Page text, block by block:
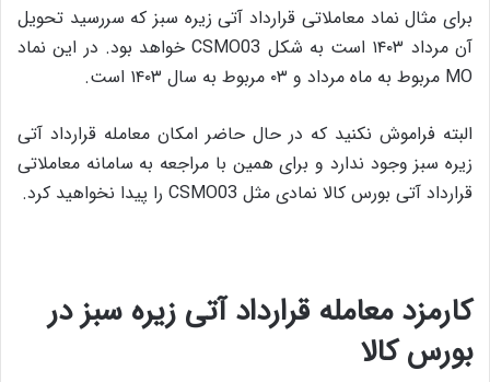
برای مثال نماد معاملاتی قرارداد آتی زیره سبز که سررسید تحویل
آن مرداد ۱۴۰۳ است به شکل CSMO03 خواهد بود. در این نماد
MO مربوط به ماه مرداد و ۰۳ مربوط به سال ۱۴۰۳ است.
البته فراموش نکنید که در حال حاضر امکان معامله قرارداد آتی
زیره سبز وجود ندارد و برای همین با مراجعه به سامانه معاملاتی
قرارداد آتی بورس کالا نمادی مثل CSMO03 را پیدا نخواهید کرد.
کارمزد معامله قرارداد آتی زیره سبز در
بورس کالا